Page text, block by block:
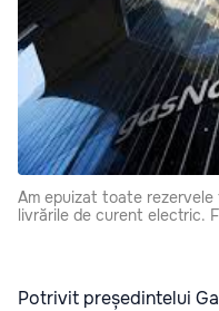
Am epuizat toate
livrările de curent electric.
Potrivit președintelui